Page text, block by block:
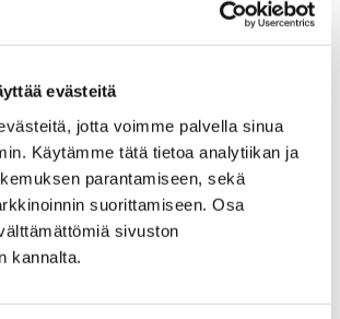
evästeitä
jotta voimme palvella sinua
Käytämme tätä tietoa analytiikan ja
parantamiseen, sekä
suorittamiseen. Osa
sivuston
kannalta.
ja koulutus
Lukio
Yhteistyö
Kehittämishankkeet
hankkeet
Priima
2024
kevääseen 2024